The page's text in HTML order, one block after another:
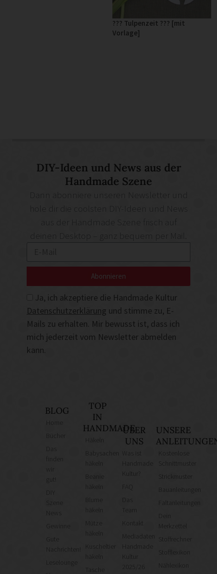
??? Tulpenzeit ??? [mit
Vorlage]
DIY-Ideen und News aus der
Handmade Szene
deinen Desktop – ganz bequem per Mail.
Ja, ich akzeptiere die Handmade Kultur
Datenschutzerklärung und stimme zu, E-
Mails zu erhalten. Mir bewusst ist, dass ich
mich jederzeit vom Newsletter abmelden
kann.
Abonnieren
BLOG
finden
gut!
News
Gute
Nachrichten!
Leselounge
TOP
IN
HANDMADE
häkeln
häkeln
Mütze
häkeln
Kuscheltier
Tasche
ÜBER
UNS
Was ist
Kultur?
Das
Team
Kontakt
Mediadaten
Kultur
2025/26
UNSERE
Kostenlose
Schnittmuster
Strickmuster
Bauanleitungen
Faltanleitungen
Merkzettel
Stoffrechner
Stofflexikon
Nählexikon